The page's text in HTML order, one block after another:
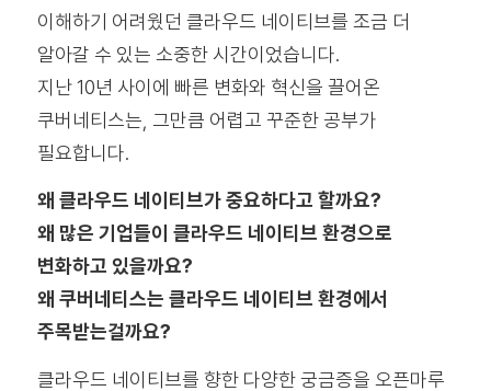
이해하기 어려웠던 클라우드 네이티브를 조금 더
알아갈 수 있는 소중한 시간이었습니다.
지난 10년 사이에 빠른 변화와 혁신을 끌어온
쿠버네티스는, 그만큼 어렵고 꾸준한 공부가
필요합니다.
왜 클라우드 네이티브가 중요하다고 할까요?
왜 많은 기업들이 클라우드 네이티브 환경으로
변화하고 있을까요?
왜 쿠버네티스는 클라우드 네이티브 환경에서
주목받는걸까요?
클라우드 네이티브를 향한 다양한 궁금증을 오픈마루